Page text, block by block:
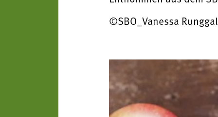
©SBO_Vanessa